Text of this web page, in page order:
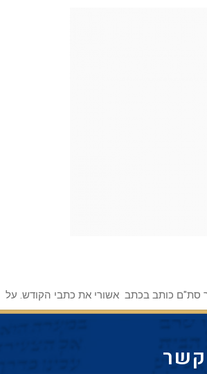
סת"ם כותב בכתב אשורי את כתבי הקודש. על
קשר